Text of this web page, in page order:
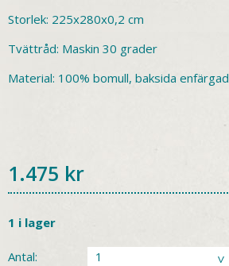
Storlek: 225x280x0,2 cm
Tvättråd: Maskin 30 grader
Material: 100% bomull, baksida enfärgad
1.475 kr
1 i lager
Antal: